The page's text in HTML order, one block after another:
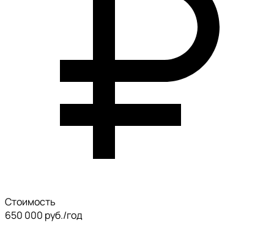
Стоимость
650 000 руб./год